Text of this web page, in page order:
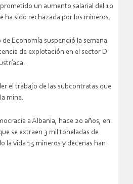
un aumento salarial del 10
ha sido rechazada por los mineros.
Economía suspendió la semana
de explotación en el sector D
el trabajo de las subcontratas que
mina.
a Albania, hace 20 años, en
se extraen 3 mil toneladas de
la vida 15 mineros y decenas han